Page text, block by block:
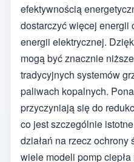
efektywnością
dostarczyć więcej
energii elektrycznej.
mogą być znacznie
tradycyjnych systemów
paliwach kopalnych.
przyczyniają się do
co jest szczególnie
działań na rzecz
wiele modeli pomp